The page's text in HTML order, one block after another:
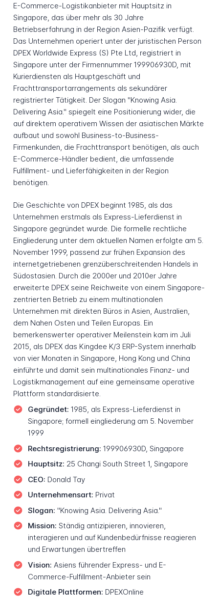
E-Commerce-Logistikanbieter mit Hauptsitz in
Singapore, das über mehr als 30 Jahre
Betriebserfahrung in der Region Asien-Pazifik verfügt.
Das Unternehmen operiert unter der juristischen Person
DPEX Worldwide Express (S) Pte Ltd, registriert in
Singapore unter der Firmennummer 199906930D, mit
Kurierdiensten als Hauptgeschäft und
Frachttransportarrangements als sekundärer
registrierter Tätigkeit. Der Slogan "Knowing Asia.
Delivering Asia." spiegelt eine Positionierung wider, die
auf direktem operativem Wissen der asiatischen Märkte
aufbaut und sowohl Business-to-Business-
Firmenkunden, die Frachttransport benötigen, als auch
E-Commerce-Händler bedient, die umfassende
Fulfillment- und Lieferfähigkeiten in der Region
benötigen.
Die Geschichte von DPEX beginnt 1985, als das
Unternehmen erstmals als Express-Lieferdienst in
Singapore gegründet wurde. Die formelle rechtliche
Eingliederung unter dem aktuellen Namen erfolgte am 5.
November 1999, passend zur frühen Expansion des
internetgetriebenen grenzüberschreitenden Handels in
Südostasien. Durch die 2000er und 2010er Jahre
erweiterte DPEX seine Reichweite von einem Singapore-
zentrierten Betrieb zu einem multinationalen
Unternehmen mit direkten Büros in Asien, Australien,
dem Nahen Osten und Teilen Europas. Ein
bemerkenswerter operativer Meilenstein kam im Juli
2015, als DPEX das Kingdee K/3 ERP-System innerhalb
von vier Monaten in Singapore, Hong Kong und China
einführte und damit sein multinationales Finanz- und
Logistikmanagement auf eine gemeinsame operative
Plattform standardisierte.
Gegründet: 1985, als Express-Lieferdienst in
Singapore; formell eingliederung am 5. November
1999
Rechtsregistrierung: 199906930D, Singapore
Hauptsitz: 25 Changi South Street 1, Singapore
CEO: Donald Tay
Unternehmensart: Privat
Slogan: "Knowing Asia. Delivering Asia."
Mission: Ständig antizipieren, innovieren,
interagieren und auf Kundenbedürfnisse reagieren
und Erwartungen übertreffen
Vision: Asiens führender Express- und E-
Commerce-Fulfillment-Anbieter sein
Digitale Plattformen: DPEXOnline